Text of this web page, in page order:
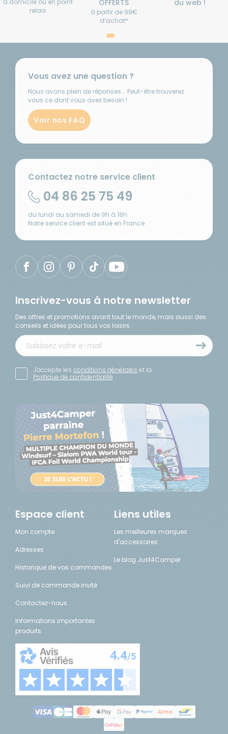
à domicile ou en point
relais
OFFERTS
à partir de 99€
d’achat*
du web !
Vous avez une question ?
Nous avons plein de réponses... Peut-être trouverez
vous ce dont vous avez besoin !
Voir nos FAQ
Contactez notre service client
04 86 25 75 49
du lundi au samedi de 9h à 18h
Notre service client est situé en France
Inscrivez-vous à notre newsletter
Des offres et promotions avant tout le monde, mais aussi des
conseils et idées pour tous vos loisirs.
J'accepte les conditions générales et la
Politique de confidentialité
Espace client
Mon compte
Adresses
Historique de vos commandes
Suivi de commande invité
Contactez-nous
Informations importantes
produits
Liens utiles
Les meilleures marques
d'accessoires
Le blog Just4Camper